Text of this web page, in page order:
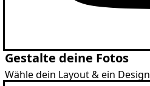
Gestalte deine Fotos
Wähle dein Layout & ein